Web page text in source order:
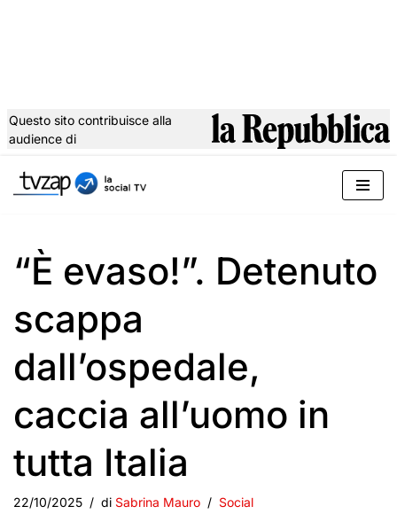
al
Questo sito contribuisce alla
audience di
“È evaso!”. Detenuto
scappa
dall’ospedale,
caccia all’uomo in
tutta Italia
22/10/2025 di Sabrina Mauro Social